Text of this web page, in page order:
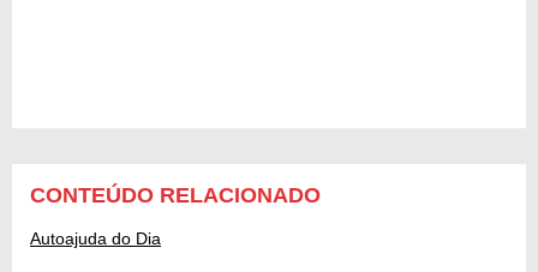
CONTEÚDO RELACIONADO
Autoajuda do Dia